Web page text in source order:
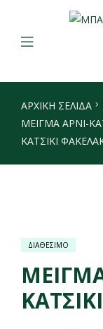
ΑΡΧΙΚΉ ΣΕΛΊΔΑ
ΜΕΊΓΜΑ ΑΡΝΊ-
ΚΑΤΣΙΚΙ
ΔΙΑΘΕΣΙΜΟ